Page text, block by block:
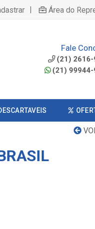
| Área do
Fale
(21) 2616-
(21)